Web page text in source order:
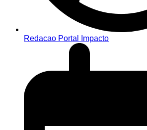
Redacao Portal Impacto